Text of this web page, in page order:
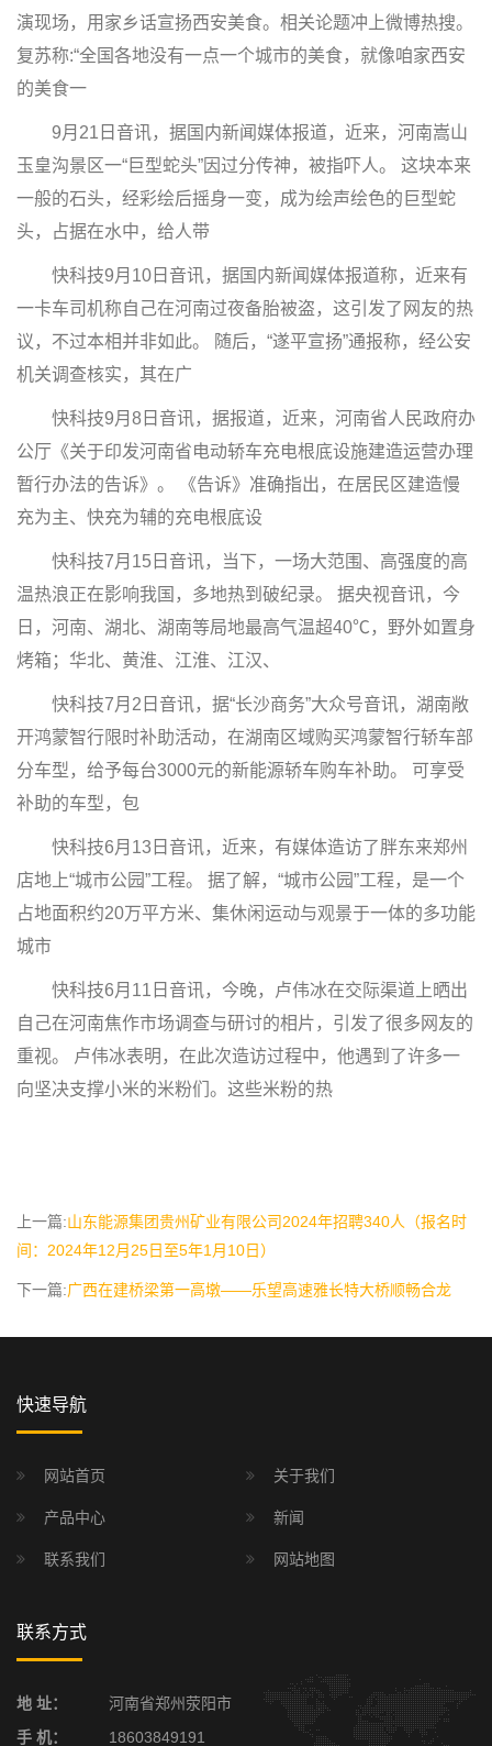
演现场，用家乡话宣扬西安美食。相关论题冲上微博热搜。
复苏称:“全国各地没有一点一个城市的美食，就像咱家西安
的美食一
9月21日音讯，据国内新闻媒体报道，近来，河南嵩山
玉皇沟景区一“巨型蛇头”因过分传神，被指吓人。 这块本来
一般的石头，经彩绘后摇身一变，成为绘声绘色的巨型蛇
头，占据在水中，给人带
快科技9月10日音讯，据国内新闻媒体报道称，近来有
一卡车司机称自己在河南过夜备胎被盗，这引发了网友的热
议，不过本相并非如此。 随后，“遂平宣扬”通报称，经公安
机关调查核实，其在广
快科技9月8日音讯，据报道，近来，河南省人民政府办
公厅《关于印发河南省电动轿车充电根底设施建造运营办理
暂行办法的告诉》。 《告诉》准确指出，在居民区建造慢
充为主、快充为辅的充电根底设
快科技7月15日音讯，当下，一场大范围、高强度的高
温热浪正在影响我国，多地热到破纪录。 据央视音讯，今
日，河南、湖北、湖南等局地最高气温超40℃，野外如置身
烤箱；华北、黄淮、江淮、江汉、
快科技7月2日音讯，据“长沙商务”大众号音讯，湖南敞
开鸿蒙智行限时补助活动，在湖南区域购买鸿蒙智行轿车部
分车型，给予每台3000元的新能源轿车购车补助。 可享受
补助的车型，包
快科技6月13日音讯，近来，有媒体造访了胖东来郑州
店地上“城市公园”工程。 据了解，“城市公园”工程，是一个
占地面积约20万平方米、集休闲运动与观景于一体的多功能
城市
快科技6月11日音讯，今晚，卢伟冰在交际渠道上晒出
自己在河南焦作市场调查与研讨的相片，引发了很多网友的
重视。 卢伟冰表明，在此次造访过程中，他遇到了许多一
向坚决支撑小米的米粉们。这些米粉的热
上一篇:山东能源集团贵州矿业有限公司2024年招聘340人（报名时
间：2024年12月25日至5年1月10日）
下一篇:广西在建桥梁第一高墩——乐望高速雅长特大桥顺畅合龙
快速导航
网站首页 关于我们
产品中心 新闻
联系我们 网站地图
联系方式
地 址：
河南省郑州荥阳市
手 机：
18603849191